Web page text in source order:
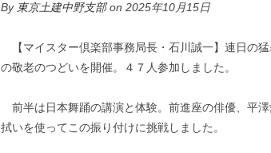
By 東京土建中野支部on 2025年10月15日
【マイスター倶楽部事務局長・石川誠一】連日の
の敬老のつどいを開催。４７人参加しました。
前半は日本舞踊の講演と体験。前進座の俳優、平
拭いを使ってこの振り付けに挑戦しました。